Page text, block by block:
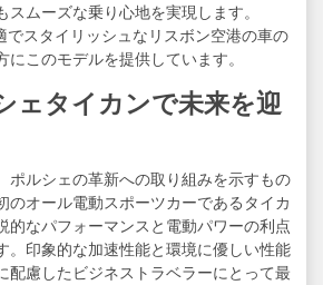
スムーズな乗り心地を実現します。
でスタイリッシュなリスボン空港の車の
にこのモデルを提供しています。
ェタイカンで未来を迎
ポルシェの革新への取り組みを示すもの
のオール電動スポーツカーであるタイカ
的なパフォーマンスと電動パワーの利点
。印象的な加速性能と環境に優しい性能
配慮したビジネストラベラーにとって最